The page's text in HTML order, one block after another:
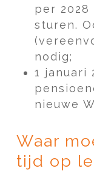
per
sturen.
nodig;
1 januari
nieuwe
Waar
tijd op